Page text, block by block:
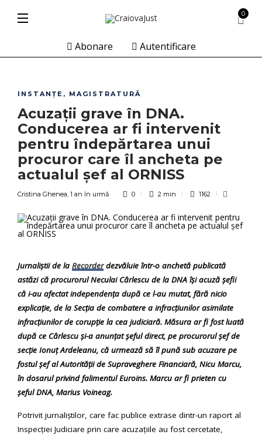
0
Abonare Autentificare
INSTANȚE , MAGISTRATURĂ
Acuzații grave în DNA.
Conducerea ar fi intervenit
pentru îndepărtarea unui
procuror care îl ancheta pe
actualul șef al ORNISS
Cristina Ghenea, 1 an în urmă 0 2 min 1162
Jurnaliștii de la Recorderdezvăluie într-o anchetă publicată
astăzi că procurorul Neculai Cârlescu de la DNA își acuză șefii
că i-au afectat independența după ce l-au mutat, fără nicio
explicație, de la Secția de combatere a infracțiunilor asimilate
infracțiunilor de corupție la cea judiciară. Măsura ar fi fost luată
după ce Cârlescu și-a anunțat șeful direct, pe procurorul șef de
secție Ionuț Ardeleanu, că urmează să îl pună sub acuzare pe
fostul șef al Autorității de Supraveghere Financiară, Nicu Marcu,
în dosarul privind falimentul Euroins. Marcu ar fi prieten cu
șeful DNA, Marius Voineag.
Potrivit jurnaliștilor, care fac publice extrase dintr-un raport al
Inspecției Judiciare prin care acuzațiile au fost cercetate,